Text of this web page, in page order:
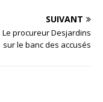
SUIVANT
Le procureur Desjardins
sur le banc des accusés